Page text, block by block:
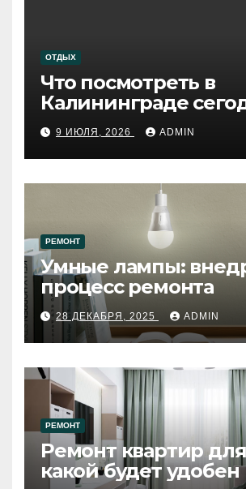
ОТДЫХ
Что посмотреть в
Калининграде
путеводитель по
западному городу
9 ИЮЛЯ, 2026 ADMIN
РЕМОНТ
Умные лампы:
процесс ремонта
28 ДЕКАБРЯ, 2025 ADMIN
РЕМОНТ
Ремонт квартир
какой будет удобен